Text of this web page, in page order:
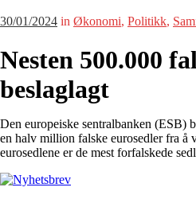
30/01/2024 in Økonomi, Politikk,
Nesten 500.000
beslaglagt
Den europeiske sentralbanken (ESB)
en halv million falske eurosedler fra å
eurosedlene er de mest forfalskede